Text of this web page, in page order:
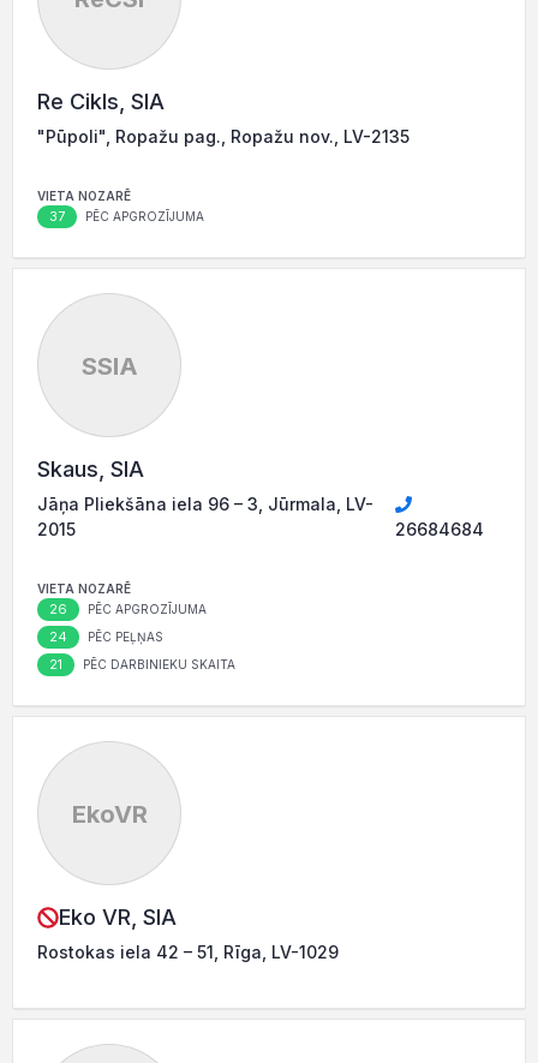
Re Cikls, SIA
"Pūpoli", Ropažu pag., Ropažu nov., LV-2135
VIETA NOZARĒ
37 PĒC APGROZĪJUMA
SSIA
Skaus, SIA
Jāņa Pliekšāna iela 96 – 3, Jūrmala, LV-
2015
26684684
VIETA NOZARĒ
26 PĒC APGROZĪJUMA
24 PĒC PEĻŅAS
21 PĒC DARBINIEKU SKAITA
EkoVR
Eko VR, SIA
Rostokas iela 42 – 51, Rīga, LV-1029